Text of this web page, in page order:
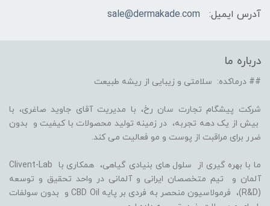
آدرس ایمیل:
sale@dermakade.com
درباره ما
## درماکده: سلامتی و زیبایی از ریشه طبیعت
شرکت پیشگام تجارت سان رخ، با مدیریت آقای جاوید صاغری، با
بیش از یک دهه تجربه، در زمینه تولید محصولات با کیفیت و بدون
ضرر برای مراقبت از پوست و مو فعالیت می کند.
ما با بهره گیری از سلول های بنیادی گیاهی، همکاری با Clivent-Lab
آلمان و تیم متخصصان ایرانی و آلمانی در واحد تحقیق و توسعه
(R&D)، فرمولاسیون منحصر به فردی بر پایه CBD Oil و بدون سولفات